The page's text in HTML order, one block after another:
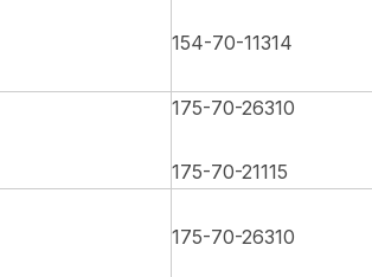
154-70-11314
175-70-26310
175-70-21115
175-70-26310